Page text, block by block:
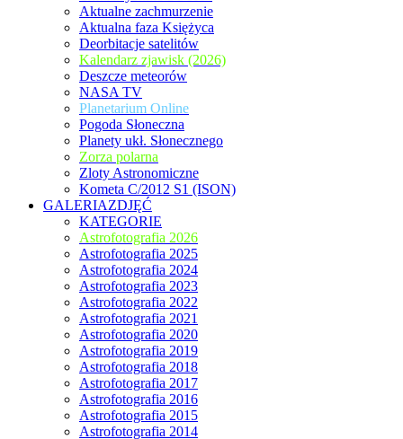
Aktualne zachmurzenie
Aktualna faza Księżyca
Deorbitacje satelitów
Kalendarz zjawisk (2026)
Deszcze meteorów
NASA TV
Planetarium Online
Pogoda Słoneczna
Planety ukł. Słonecznego
Zorza polarna
Zloty Astronomiczne
Kometa C/2012 S1 (ISON)
GALERIAZDJĘĆ
KATEGORIE
Astrofotografia 2026
Astrofotografia 2025
Astrofotografia 2024
Astrofotografia 2023
Astrofotografia 2022
Astrofotografia 2021
Astrofotografia 2020
Astrofotografia 2019
Astrofotografia 2018
Astrofotografia 2017
Astrofotografia 2016
Astrofotografia 2015
Astrofotografia 2014